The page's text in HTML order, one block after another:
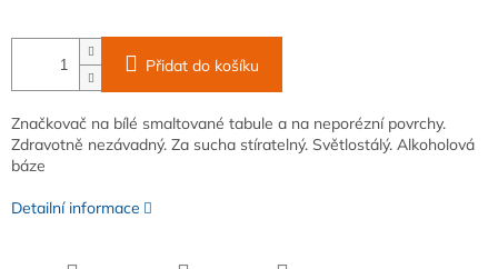
Přidat do košíku
Značkovač na bílé smaltované tabule a na neporézní povrchy.
Zdravotně nezávadný. Za sucha stíratelný. Světlostálý. Alkoholová
báze
Detailní informace